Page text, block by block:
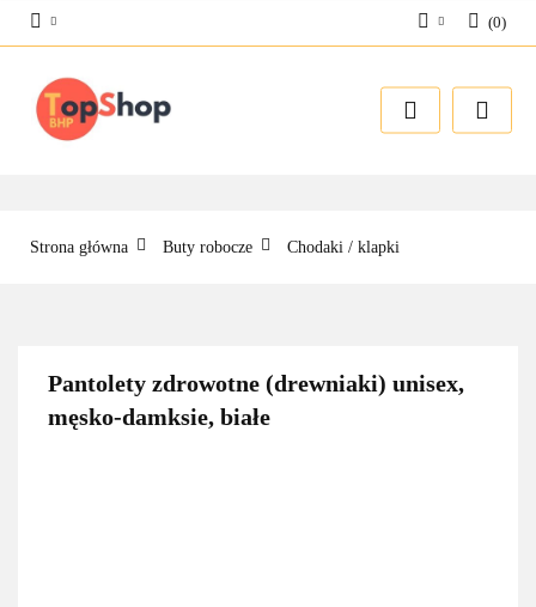
Zarejestruj się
(0)
Strona główna Buty robocze Chodaki / klapki
Pantolety zdrowotne (drewniaki) unisex,
męsko-damksie, białe